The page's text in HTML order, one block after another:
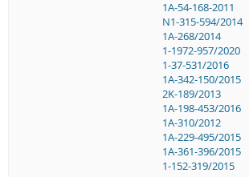
1A-54-168-2011
N1-315-594/2014
1A-268/2014
1-1972-957/2020
1-37-531/2016
1A-342-150/2015
2K-189/2013
1A-198-453/2016
1A-310/2012
1A-229-495/2015
1A-361-396/2015
1-152-319/2015